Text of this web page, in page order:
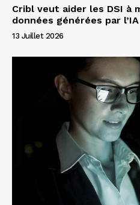
Cribl veut aider les DSI à
données générées par l’IA
13 Juillet 2026